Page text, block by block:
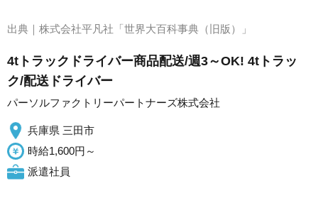
出典｜ 株式会社平凡社「世界大百科事典（旧版）」
4tトラックドライバー商品配送/週3～OK! 4tトラッ
ク/配送ドライバー
パーソルファクトリーパートナーズ株式会社
兵庫県 三田市
時給1,600円～
派遣社員